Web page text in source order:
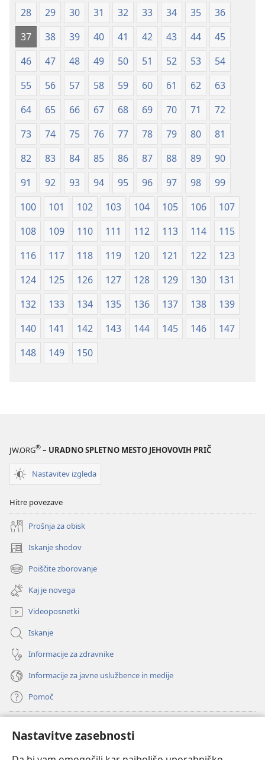
Nastavitve zasebnosti
28
29 30 31 32 33 34 35
36
37
38 39 40 41 42 43 44
45
46
47 48 49 50 51 52 53
54
55
56 57 58 59 60 61 62
63
64
65 66 67 68 69 70 71
72
73
74 75 76 77 78 79 80
81
82
83 84 85 86 87 88 89
90
91
92 93 94 95 96 97 98
99
100
101 102 103 104 105 106
107
108
109 110 111 112 113 114
115
116
117 118 119 120 121 122
123
124
125 126 127 128 129 130
131
132
133 134 135 136 137 138
139
140
141 142 143 144 145 146
147
148
149 150
JW.ORG® – URADNO SPLETNO MESTO JEHOVOVIH PRIČ
Nastavitev izgleda
Hitre povezave
Prošnja za obisk
Iskanje shodov
(odpre
novo
okno)
Poiščite zborovanje
(odpre
novo
okno)
Kaj je novega
Videoposnetki
Iskanje
Informacije za zdravnike
Informacije za javne uslužbence in medije
Pomoč
(odpre
novo
okno)